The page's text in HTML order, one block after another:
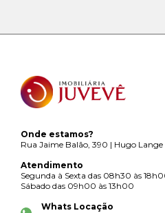
Onde estamos?
Rua Jaime Balão, 390 | Hugo
Atendimento
Segunda à Sexta das 08h30 às
Sábado das 09h00 às 13h00
Whats Locação